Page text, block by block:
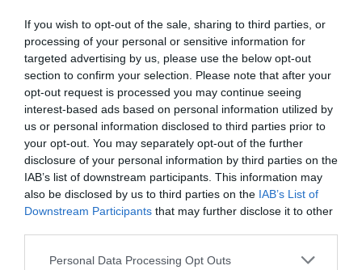
If you wish to opt-out of the sale, sharing to third parties, or
processing of your personal or sensitive information for
targeted advertising by us, please use the below opt-out
section to confirm your selection. Please note that after your
opt-out request is processed you may continue seeing
interest-based ads based on personal information utilized by
us or personal information disclosed to third parties prior to
your opt-out. You may separately opt-out of the further
disclosure of your personal information by third parties on the
IAB’s list of downstream participants. This information may
also be disclosed by us to third parties on the IAB’s List of
Downstream Participants that may further disclose it to other
Personal Data Processing Opt Outs
pánico", relata el periodista.
La situación afectó a todos los presentes, incluidos
periodistas y exfutbolistas que ahora dan sus
comentarios por televisión. El irlandés Jason
McAteer, exjugador del Liverpool, relató que su
esposa y su hijo mayor fueron asaltados y robados.
"Mi esposa fue asaltada, lo cual fue muy triste. Mi
hijo mayor fue atacado. No deberías ir a un partido
de fútbol y tener que lidiar con eso. Es incorrecto.
Es molesto, da miedo", dijo en la televisión oficial